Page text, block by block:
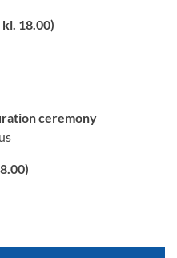
18.00)
ceremony